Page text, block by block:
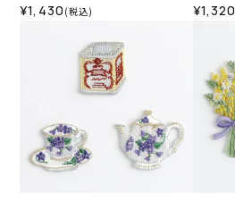
¥1,430 (税込) ¥1,320